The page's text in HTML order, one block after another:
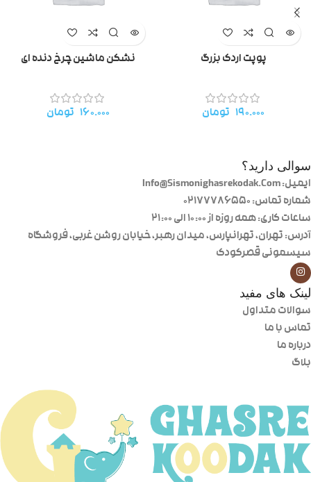
پوپت اردک بزرگ
۱۹۰.۰۰۰ تومان
نشکن ماشین چرخ دنده ای
۱۶۰.۰۰۰ تومان
سوالی دارید؟
ایمیل: Info@Sismonighasrekodak.Com
شماره تماس: 02177786550
ساعات کاری: همه روزه از ۱۰:۰۰ الی ۲۱:۰۰
آدرس: تهران، تهرانپارس، میدان رهبر، خیابان روشن غربی، فروشگاه
سیسمونی قصرکودک
لینک های مفید
سوالات متداول
تماس با ما
درباره ما
بلاگ